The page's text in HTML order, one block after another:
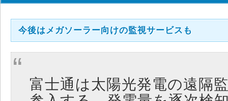
今後はメガソーラー向けの監視サービスも
富士通は太陽光発電の遠隔